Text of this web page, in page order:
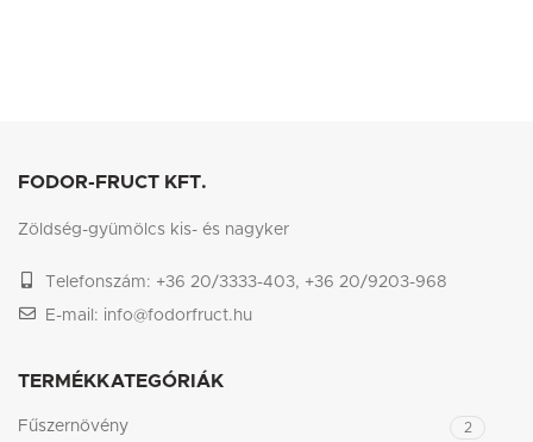
FODOR-FRUCT KFT.
Zöldség-gyümölcs kis- és nagyker
Telefonszám: +36 20/3333-403, +36 20/9203-968
E-mail: info@fodorfruct.hu
TERMÉKKATEGÓRIÁK
Fűszernövény 2